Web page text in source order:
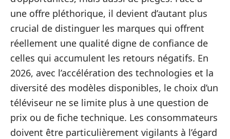
une offre pléthorique, il devient d’autant plus
crucial de distinguer les marques qui offrent
réellement une qualité digne de confiance de
celles qui accumulent les retours négatifs. En
2026, avec l’accélération des technologies et la
diversité des modèles disponibles, le choix d’un
téléviseur ne se limite plus à une question de
prix ou de fiche technique. Les consommateurs
doivent être particulièrement vigilants à l’égard